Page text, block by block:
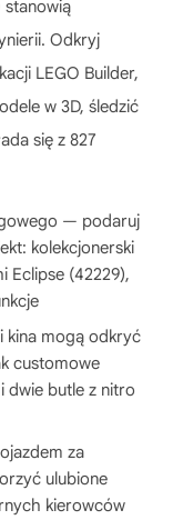
stanowią
Odkryj
LEGO Builder,
w 3D, śledzić
się z 827
— podaruj
kolekcjonerski
Eclipse (42229),
kina mogą odkryć
customowe
dwie butle z nitro
za
ulubione
kierowców